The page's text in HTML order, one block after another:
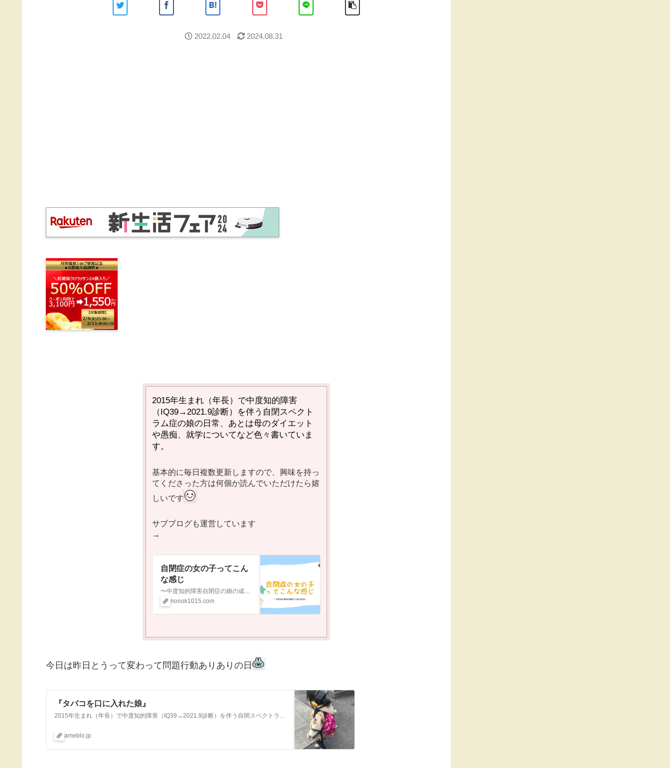
2024.08.31
2022.02.04
2015年生まれ（年長）で中度知的障害
（IQ39→2021.9診断）を伴う自閉スペクト
ラム症の娘の日常、あとは母のダイエット
や愚痴、就学についてなど色々書いていま
す。
基本的に毎日複数更新しますので、興味を持っ
てくださった方は何個か読んでいただけたら嬉
しいです
サブブログも運営しています
→
自閉症の女の子ってこん
な感じ
〜中度知的障害自閉症の娘の成長〜
nonok1015.com
今日は昨日とうって変わって問題行動ありありの日
『タバコを口に入れた娘』
ameblo.jp